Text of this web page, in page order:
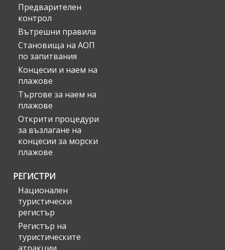
Предварителен
контрол
Вътрешни правила
Становища на АОП
по запитвания
Концесии и наем на
плажове
Търгове за наем на
плажове
Открити процедури
за възлагане на
концесии за морски
плажове
РЕГИСТРИ
Национален
туристически
регистър
Регистър на
туристическите